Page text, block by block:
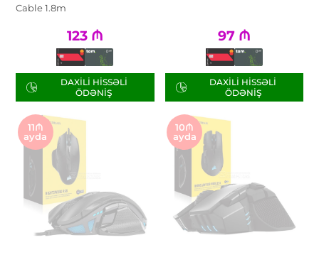
Cable 1.8m
123 ₼
DAXILI HISSƏLI
ÖDƏNIŞ
97 ₼
DAXILI HISSƏLI
ÖDƏNIŞ
11₼
ayda
10₼
ayda